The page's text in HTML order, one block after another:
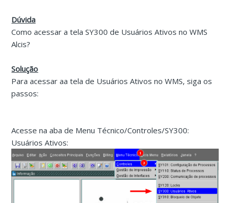
Dúvida
Como acessar a tela SY300 de Usuários Ativos no WMS
Alcis?
Solução
Para acessar aa tela de Usuários Ativos no WMS, siga os
passos:
Acesse na aba de Menu Técnico/Controles/SY300:
Usuários Ativos: